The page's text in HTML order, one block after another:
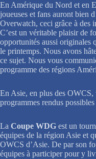
En Amérique du Nord et en
joueuses et fans auront bien
Overwatch, ceci grâce à des
C’est un véritable plaisir de
opportunités aussi originales
le printemps. Nous avons
ce sujet. Nous vous
programme des régions
En Asie, en plus des OWCS,
programmes rendus
La Coupe WDG est un
équipes de la région Asie et
OWCS d’Asie. De par son
équipes à participer pour y